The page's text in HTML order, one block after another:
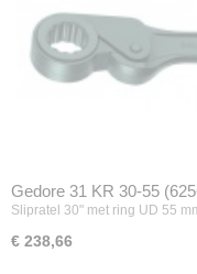
Gedore 31 KR 30-55
Slipratel 30" met ring UD 55
€ 238,66